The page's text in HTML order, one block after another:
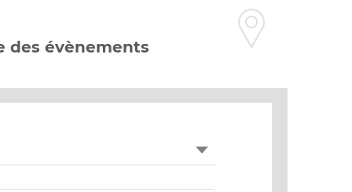
des évènements